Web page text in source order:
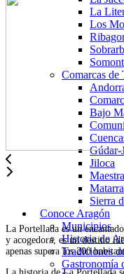
La
Los
Comarcas de
Bajo
Gúdar-
Jiloca
Sierra
Conoce Aragón
Municipios
Historia de
Tradiciones
Gastronomía
La Portellada es un
y acogedora, es un destino
apenas supera los 200